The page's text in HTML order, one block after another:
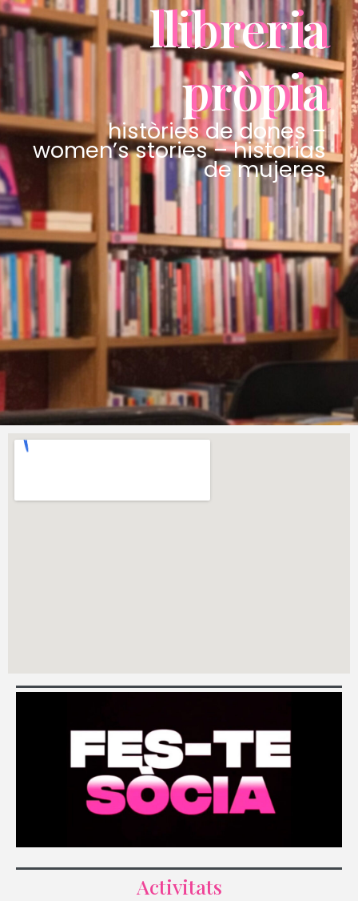
llibreria
pròpia
històries de dones –
women’s stories – historias
de mujeres
Activitats